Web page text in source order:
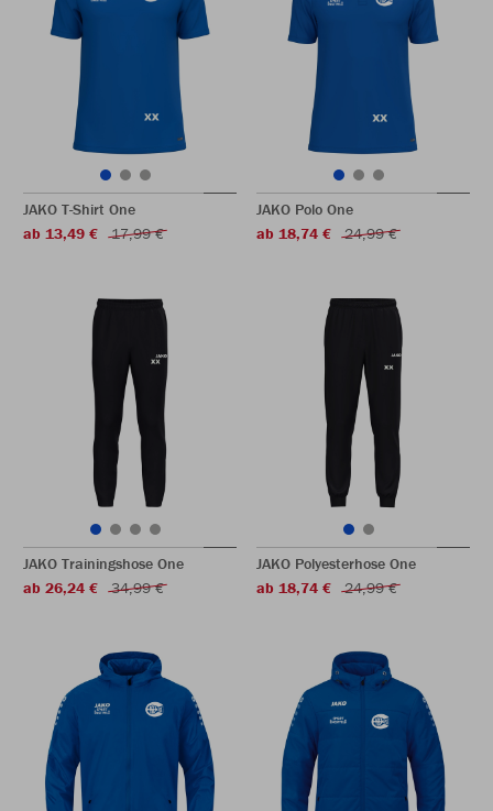
JAKO T-Shirt One
ab 13,49 €
17,99 €
JAKO Polo One
ab 18,74 €
24,99 €
JAKO Trainingshose One
ab 26,24 €
34,99 €
JAKO Polyesterhose One
ab 18,74 €
24,99 €